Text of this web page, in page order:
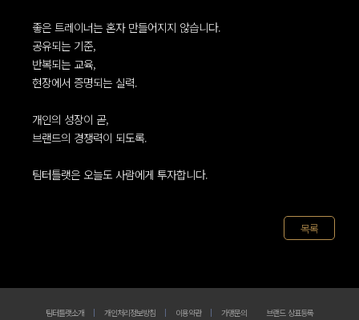
좋은 트레이너는 혼자 만들어지지 않습니다.
공유되는 기준,
반복되는 교육,
현장에서 증명되는 실력.
개인의 성장이 곧,
브랜드의 경쟁력이 되도록.
팀터틀랫은 오늘도 사람에게 투자합니다.
목록
팀터틀랫소개 개인처리정보방침 이용약관 가맹문의 브랜드 상표등록